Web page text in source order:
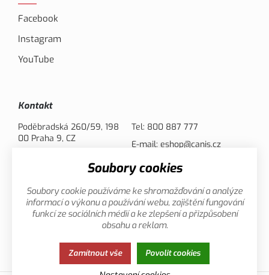
Facebook
Instagram
YouTube
Kontakt
Poděbradská 260/59, 198
00 Praha 9, CZ
Tel: 800 887 777
E-mail: eshop@canis.cz
Možnosti platby
Zásady ochrany osobních údajů
Soubory cookies
Soubory cookie používáme ke shromažďování a analýze
informací o výkonu a používání webu, zajištění fungování
funkcí ze sociálních médií a ke zlepšení a přizpůsobení
obsahu a reklam.
Zamítnout vše Povolit cookies